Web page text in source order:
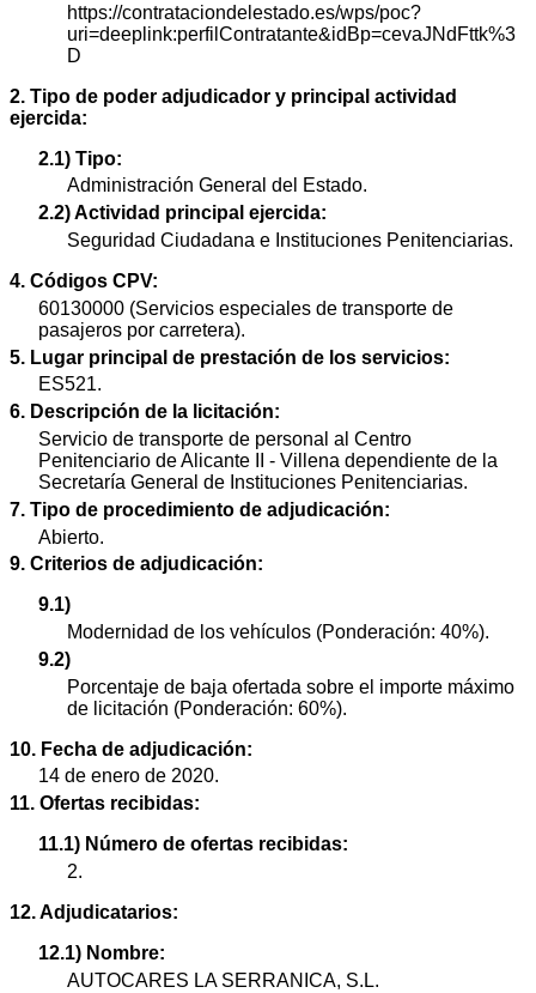
https://contrataciondelestado.es/wps/poc?
uri=deeplink:perfilContratante&idBp=cevaJNdFttk%3
D
2. Tipo de poder adjudicador y principal actividad
ejercida:
2.1) Tipo:
Administración General del Estado.
2.2) Actividad principal ejercida:
Seguridad Ciudadana e Instituciones Penitenciarias.
4. Códigos CPV:
60130000 (Servicios especiales de transporte de
pasajeros por carretera).
5. Lugar principal de prestación de los servicios:
ES521.
6. Descripción de la licitación:
Servicio de transporte de personal al Centro
Penitenciario de Alicante II - Villena dependiente de la
Secretaría General de Instituciones Penitenciarias.
7. Tipo de procedimiento de adjudicación:
Abierto.
9. Criterios de adjudicación:
9.1)
Modernidad de los vehículos (Ponderación: 40%).
9.2)
Porcentaje de baja ofertada sobre el importe máximo
de licitación (Ponderación: 60%).
10. Fecha de adjudicación:
14 de enero de 2020.
11. Ofertas recibidas:
11.1) Número de ofertas recibidas:
2.
12. Adjudicatarios:
12.1) Nombre:
AUTOCARES LA SERRANICA, S.L.